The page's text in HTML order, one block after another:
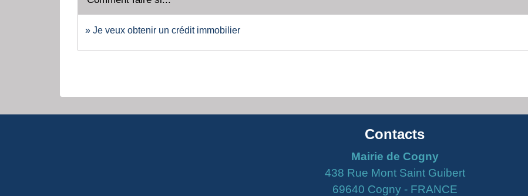
Je veux obtenir un crédit immobilier
Contacts
Mairie de Cogny
438 Rue Mont Saint Guibert
69640 Cogny - FRANCE